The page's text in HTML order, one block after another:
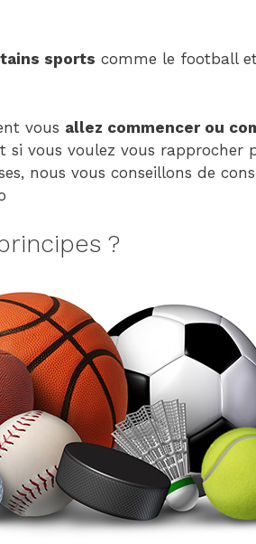
Theme:
|
Parent
sports comme le football
vous allez commencer ou
si vous voulez vous rapprocher
nous vous conseillons de
?